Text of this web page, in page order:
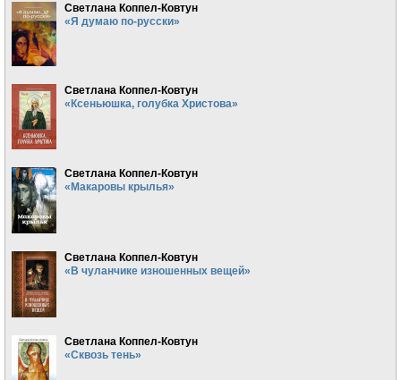
Светлана Коппел-Ковтун
«Я думаю по-русски»
Светлана Коппел-Ковтун
«Ксеньюшка, голубка Христова»
Светлана Коппел-Ковтун
«Макаровы крылья»
Светлана Коппел-Ковтун
«В чуланчике изношенных вещей»
Светлана Коппел-Ковтун
«Сквозь тень»